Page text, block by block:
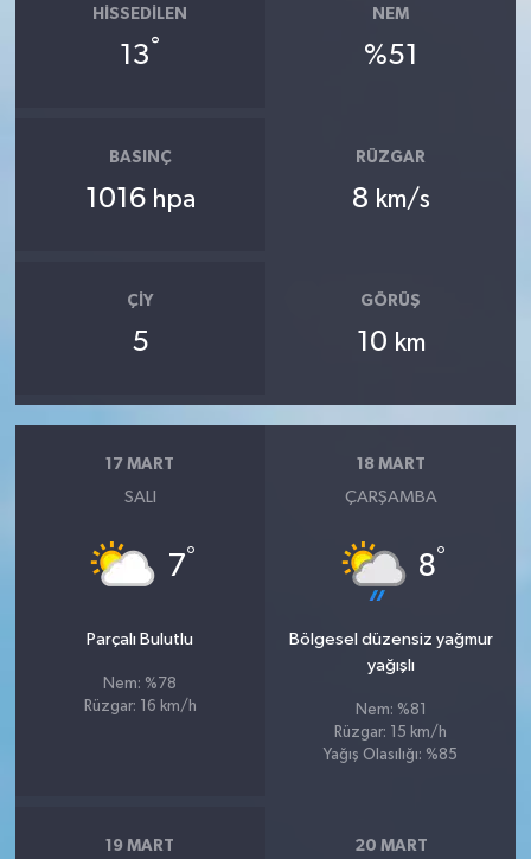
HISSEDILEN
13°
NEM
%51
BASINÇ
1016 hpa
RÜZGAR
8 km/s
ÇIY
5
GÖRÜŞ
10 km
17 MART
SALI
7°
Parçalı Bulutlu
Nem: %78
Rüzgar: 16 km/h
18 MART
ÇARŞAMBA
8°
Bölgesel düzensiz yağmur
yağışlı
Nem: %81
Rüzgar: 15 km/h
Yağış Olasılığı: %85
19 MART 20 MART